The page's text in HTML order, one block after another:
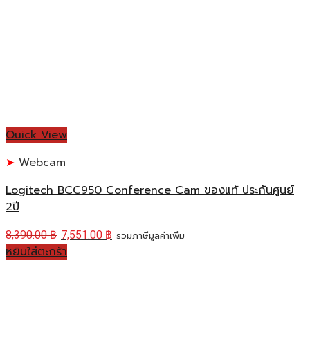
Quick View
Webcam
Logitech BCC950 Conference Cam ของแท้ ประกันศูนย์
2ปี
8,390.00฿ 7,551.00 ฿ รวมภาษีมูลค่าเพิ่ม
หยิบใส่ตะกร้า